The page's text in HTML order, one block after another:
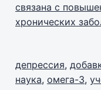
связана с
хронических
депрессия,
наука, омега-3,